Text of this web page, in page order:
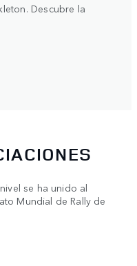
Descubre la
se ha unido al
Mundial de Rally de